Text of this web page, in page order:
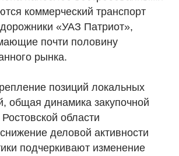
коммерческий транспорт
«УАЗ Патриот»,
почти половину
рынка.
позиций локальных
общая динамика закупочной
области
деловой активности
подчеркивают изменение